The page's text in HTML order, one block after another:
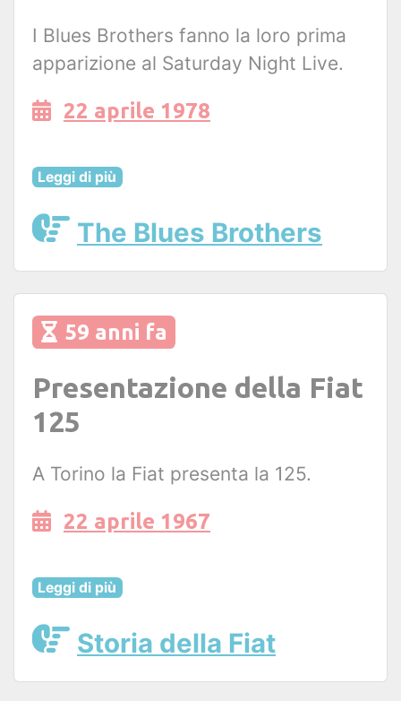
I Blues Brothers fanno la loro prima
apparizione al Saturday Night Live.
22 aprile 1978
Leggi di più
The Blues Brothers
59 anni fa
Presentazione della Fiat
125
A Torino la Fiat presenta la 125.
22 aprile 1967
Leggi di più
Storia della Fiat